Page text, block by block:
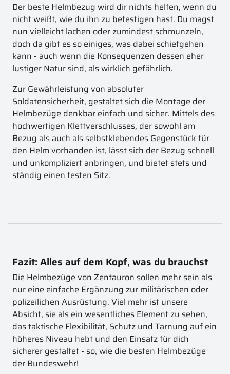
Der beste Helmbezug wird dir nichts helfen, wenn du
nicht weißt, wie du ihn zu befestigen hast. Du magst
nun vielleicht lachen oder zumindest schmunzeln,
doch da gibt es so einiges, was dabei schiefgehen
kann - auch wenn die Konsequenzen dessen eher
lustiger Natur sind, als wirklich gefährlich.
Zur Gewährleistung von absoluter
Soldatensicherheit, gestaltet sich die Montage der
Helmbezüge denkbar einfach und sicher. Mittels des
hochwertigen Klettverschlusses, der sowohl am
Bezug als auch als selbstklebendes Gegenstück für
den Helm vorhanden ist, lässt sich der Bezug schnell
und unkompliziert anbringen, und bietet stets und
ständig einen festen Sitz.
Fazit: Alles auf dem Kopf, was du brauchst
Die Helmbezüge von Zentauron sollen mehr sein als
nur eine einfache Ergänzung zur militärischen oder
polizeilichen Ausrüstung. Viel mehr ist unsere
Absicht, sie als ein wesentliches Element zu sehen,
das taktische Flexibilität, Schutz und Tarnung auf ein
höheres Niveau hebt und den Einsatz für dich
sicherer gestaltet - so, wie die besten Helmbezüge
der Bundeswehr!